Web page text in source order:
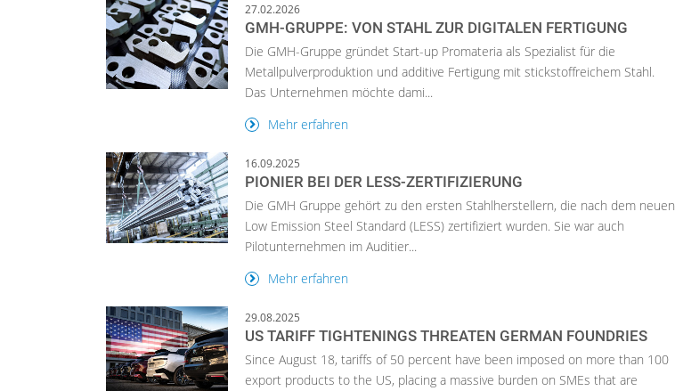
27.02.2026
GMH-GRUPPE: VON STAHL ZUR DIGITALEN FERTIGUNG
Die GMH-Gruppe gründet Start-up Promateria als Spezialist für die
Metallpulverproduktion und additive Fertigung mit stickstoffreichem Stahl.
Das Unternehmen möchte dami...
Mehr erfahren
16.09.2025
PIONIER BEI DER LESS-ZERTIFIZIERUNG
Die GMH Gruppe gehört zu den ersten Stahlherstellern, die nach dem neuen
Low Emission Steel Standard (LESS) zertifiziert wurden. Sie war auch
Pilotunternehmen im Auditier...
Mehr erfahren
29.08.2025
US TARIFF TIGHTENINGS THREATEN GERMAN FOUNDRIES
Since August 18, tariffs of 50 percent have been imposed on more than 100
export products to the US, placing a massive burden on SMEs that are